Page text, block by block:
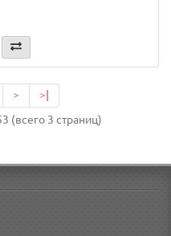
>
>|
(всего 3 страниц)